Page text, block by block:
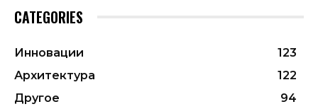
CATEGORIES
Инновации
123
Архитектура
122
Другое
94